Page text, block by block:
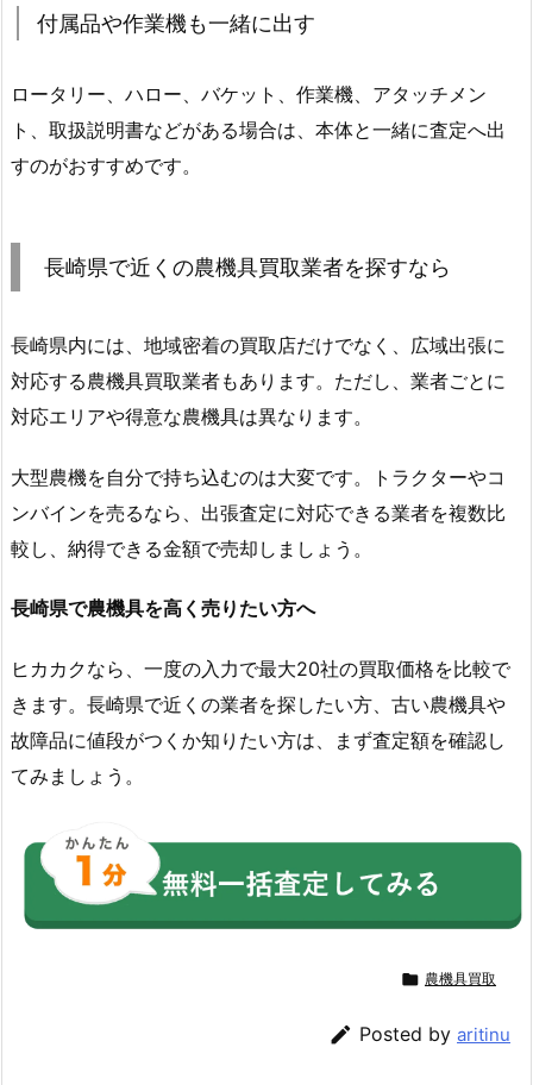
付属品や作業機も一緒に出す
ロータリー、ハロー、バケット、作業機、アタッチメン
ト、取扱説明書などがある場合は、本体と一緒に査定へ出
すのがおすすめです。
長崎県で近くの農機具買取業者を探すなら
長崎県内には、地域密着の買取店だけでなく、広域出張に
対応する農機具買取業者もあります。ただし、業者ごとに
対応エリアや得意な農機具は異なります。
大型農機を自分で持ち込むのは大変です。トラクターやコ
ンバインを売るなら、出張査定に対応できる業者を複数比
較し、納得できる金額で売却しましょう。
長崎県で農機具を高く売りたい方へ
ヒカカクなら、一度の入力で最大20社の買取価格を比較で
きます。長崎県で近くの業者を探したい方、古い農機具や
故障品に値段がつくか知りたい方は、まず査定額を確認し
てみましょう。
 農機具買取
 Posted by aritinu